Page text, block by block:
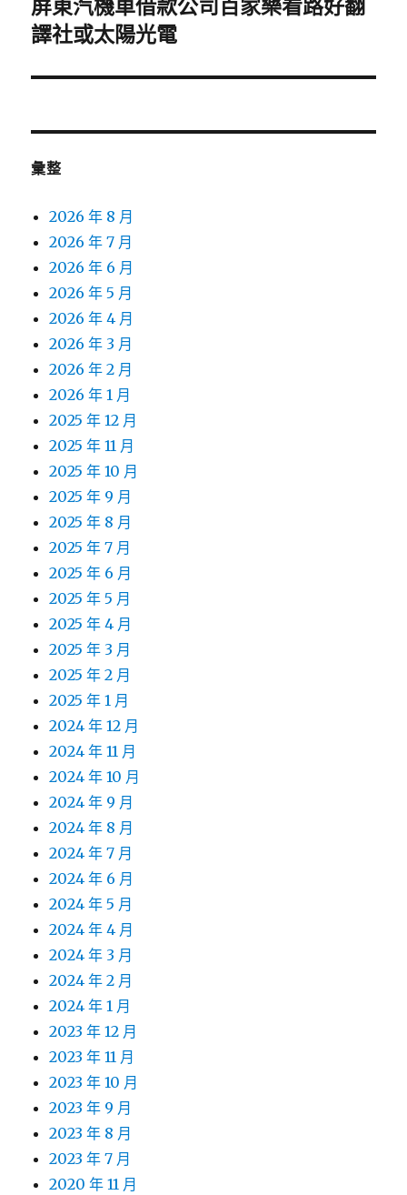
下
一
文
屏東汽機車借款公司百家樂看路好翻
譯社或太陽光電
彙整
2026 年 8 月
2026 年 7 月
2026 年 6 月
2026 年 5 月
2026 年 4 月
2026 年 3 月
2026 年 2 月
2026 年 1 月
2025 年 12 月
2025 年 11 月
2025 年 10 月
2025 年 9 月
2025 年 8 月
2025 年 7 月
2025 年 6 月
2025 年 5 月
2025 年 4 月
2025 年 3 月
2025 年 2 月
2025 年 1 月
2024 年 12 月
2024 年 11 月
2024 年 10 月
2024 年 9 月
2024 年 8 月
2024 年 7 月
2024 年 6 月
2024 年 5 月
2024 年 4 月
2024 年 3 月
2024 年 2 月
2024 年 1 月
2023 年 12 月
2023 年 11 月
2023 年 10 月
2023 年 9 月
2023 年 8 月
2023 年 7 月
2020 年 11 月